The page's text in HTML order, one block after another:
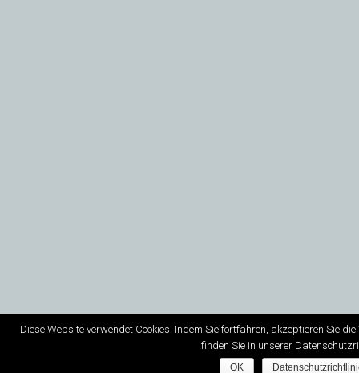
Diese Website verwendet Cookies. Indem Sie fortfahren, akzeptieren Sie
finden Sie in unserer
OK